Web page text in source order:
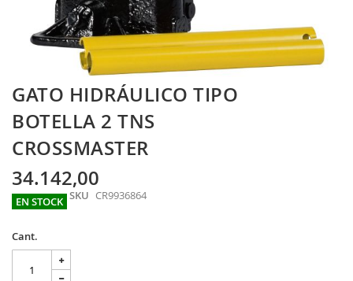
Skip
to
the
beginning
of
the
images
gallery
GATO HIDRÁULICO TIPO
BOTELLA 2 TNS
CROSSMASTER
34.142,00
EN STOCK SKU CR9936864
Cant.